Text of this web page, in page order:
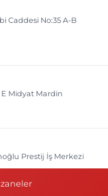
Caddesi No:35 A-B
E Midyat Mardin
Prestij İş Merkezi